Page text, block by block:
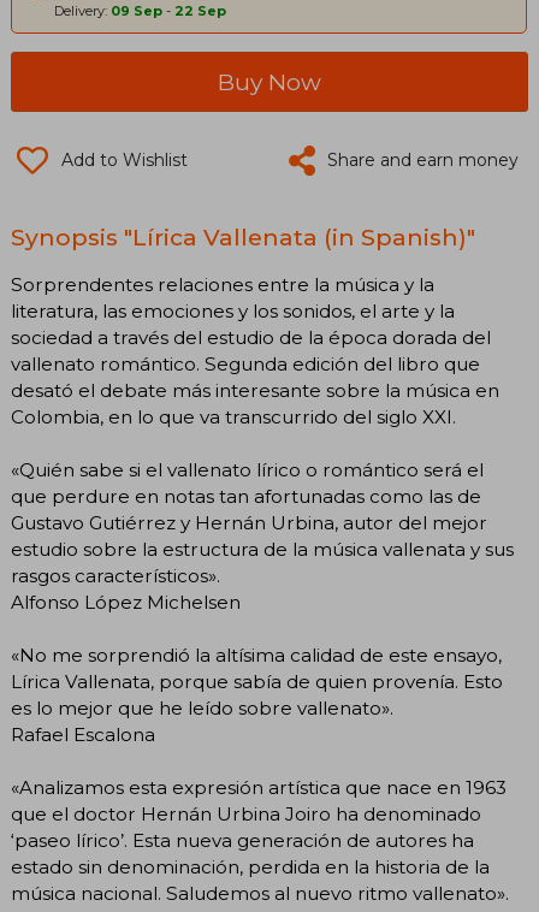
Delivery: 09 Sep - 22 Sep
Buy Now
Add to Wishlist Share and earn money
Synopsis "Lírica Vallenata (in Spanish)"
Sorprendentes relaciones entre la música y la
literatura, las emociones y los sonidos, el arte y la
sociedad a través del estudio de la época dorada del
vallenato romántico. Segunda edición del libro que
desató el debate más interesante sobre la música en
Colombia, en lo que va transcurrido del siglo XXI.
«Quién sabe si el vallenato lírico o romántico será el
que perdure en notas tan afortunadas como las de
Gustavo Gutiérrez y Hernán Urbina, autor del mejor
estudio sobre la estructura de la música vallenata y sus
rasgos característicos».
Alfonso López Michelsen
«No me sorprendió la altísima calidad de este ensayo,
Lírica Vallenata, porque sabía de quien provenía. Esto
es lo mejor que he leído sobre vallenato».
Rafael Escalona
«Analizamos esta expresión artística que nace en 1963
que el doctor Hernán Urbina Joiro ha denominado
‘paseo lírico’. Esta nueva generación de autores ha
estado sin denominación, perdida en la historia de la
música nacional. Saludemos al nuevo ritmo vallenato».